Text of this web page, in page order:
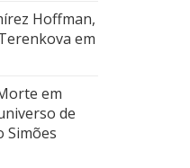
Hoffman,
em
em
de
Simões